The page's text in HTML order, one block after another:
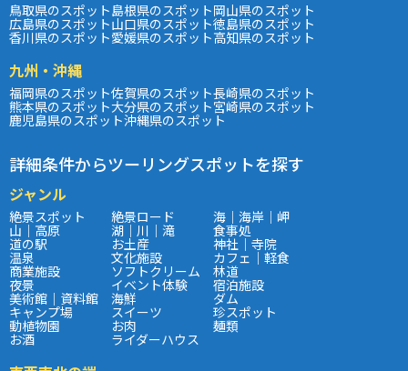
鳥取県のスポット島根県のスポット岡山県のスポット
広島県のスポット山口県のスポット徳島県のスポット
香川県のスポット愛媛県のスポット高知県のスポット
九州・沖縄
福岡県のスポット佐賀県のスポット長崎県のスポット
熊本県のスポット大分県のスポット宮崎県のスポット
鹿児島県のスポット沖縄県のスポット
詳細条件からツーリングスポットを探す
ジャンル
絶景スポット 絶景ロード 海｜海岸｜岬
山｜高原 湖｜川｜滝 食事処
道の駅 お土産 神社｜寺院
温泉 文化施設 カフェ｜軽食
商業施設 ソフトクリーム 林道
夜景 イベント体験 宿泊施設
美術館｜資料館 海鮮 ダム
キャンプ場 スイーツ 珍スポット
動植物園 お肉 麺類
お酒 ライダーハウス